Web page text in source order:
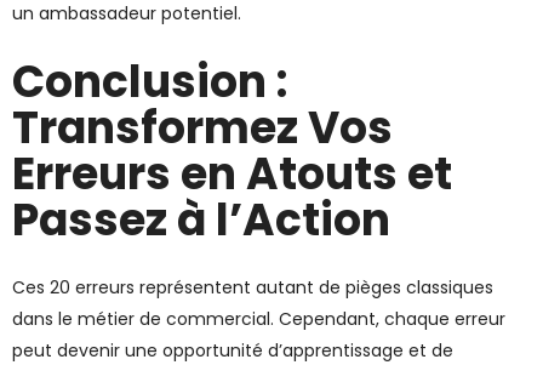
un ambassadeur potentiel.
Conclusion :
Transformez Vos
Erreurs en Atouts et
Passez à l’Action
Ces 20 erreurs représentent autant de pièges classiques
dans le métier de commercial. Cependant, chaque erreur
peut devenir une opportunité d’apprentissage et de